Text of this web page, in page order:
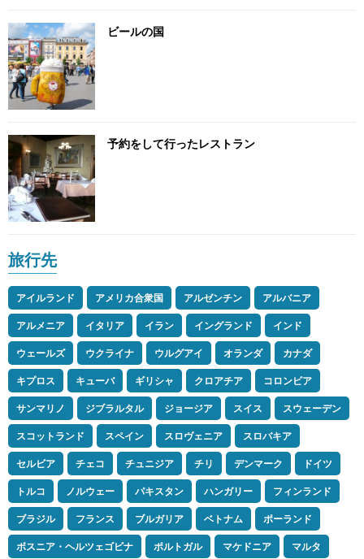
ビールの国
予約をして行ったレストラン
旅行先
アイルランド アメリカ合衆国 アルゼンチン
アルバニア
アルメニア
イタリア イラン イングランド
インド
ウェールズ
ウクライナ ウルグアイ オランダ
カナダ
キプロス
キューバ ギリシャ クロアチア
コロンビア
サンマリノ
ジブラルタル ジョージア スイス
スウェーデン
スコットランド
スペイン スロヴェニア
スロバキア
セルビア
チェコ チュニジア チリ デンマーク
ドイツ
トルコ
ノルウェー パキスタン ハンガリー
フィンランド
ブラジル
フランス ブルガリア ベトナム
ポーランド
ボスニア・ヘルツェゴビナ
ポルトガル マケドニア マルタ